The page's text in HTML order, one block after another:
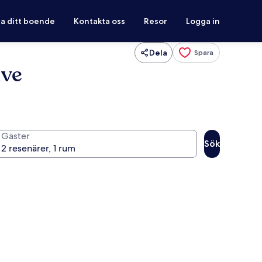
ditt boende Kontakta oss Resor Logga in
Dela Spara
Gäster
Sök